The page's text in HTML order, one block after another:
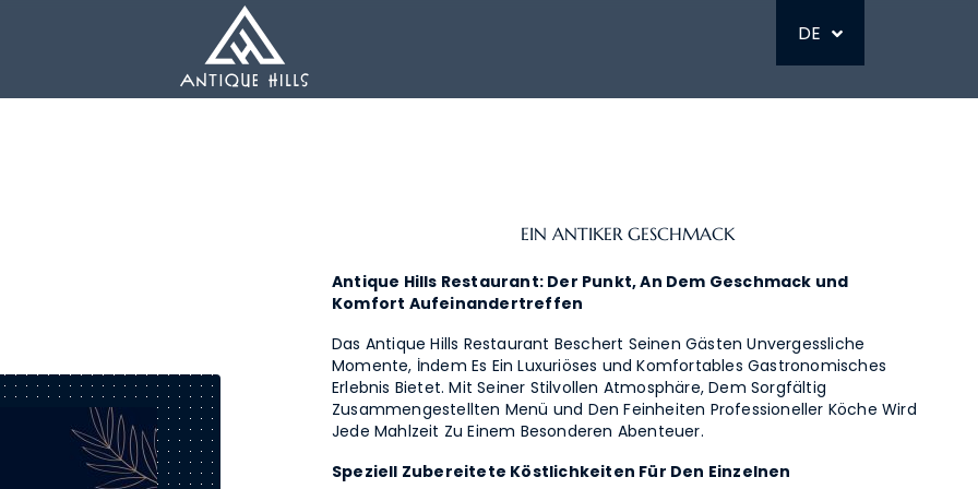
DE
RU
EIN ANTIKER GESCHMACK
Antique Hills Restaurant: Der Punkt, An Dem Geschmack und
Komfort Aufeinandertreffen
Das Antique Hills Restaurant Beschert Seinen Gästen Unvergessliche
Momente, İndem Es Ein Luxuriöses und Komfortables Gastronomisches
Erlebnis Bietet. Mit Seiner Stilvollen Atmosphäre, Dem Sorgfältig
Zusammengestellten Menü und Den Feinheiten Professioneller Köche Wird
Jede Mahlzeit Zu Einem Besonderen Abenteuer.
Speziell Zubereitete Köstlichkeiten Für Den Einzelnen